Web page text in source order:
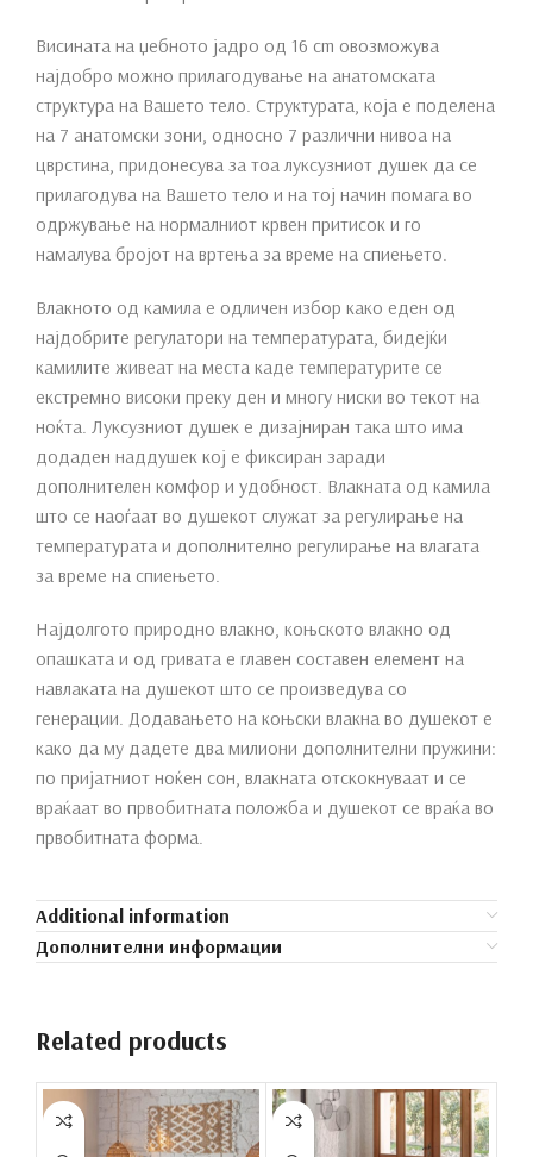
Висината на џебното јадро од 16 cm овозможува
најдобро можно прилагодување на анатомската
структура на Вашето тело. Структурата, која е поделена
на 7 анатомски зони, односно 7 различни нивоа на
цврстина, придонесува за тоа луксузниот душек да се
прилагодува на Вашето тело и на тој начин помага во
одржување на нормалниот крвен притисок и го
намалува бројот на вртења за време на спиењето.
Влакното од камила е одличен избор како еден од
најдобрите регулатори на температурата, бидејќи
камилите живеат на места каде температурите се
екстремно високи преку ден и многу ниски во текот на
ноќта. Луксузниот душек е дизајниран така што има
додаден наддушек кој е фиксиран заради
дополнителен комфор и удобност. Влакната од камила
што се наоѓаат во душекот служат за регулирање на
температурата и дополнително регулирање на влагата
за време на спиењето.
Најдолгото природно влакно, коњското влакно од
опашката и од гривата е главен составен елемент на
навлаката на душекот што се произведува со
генерации. Додавањето на коњски влакна во душекот е
како да му дадете два милиони дополнителни пружини:
по пријатниот ноќен сон, влакната отскокнуваат и се
враќаат во првобитната положба и душекот се враќа во
првобитната форма.
Additional information
Дополнителни информации
Related products